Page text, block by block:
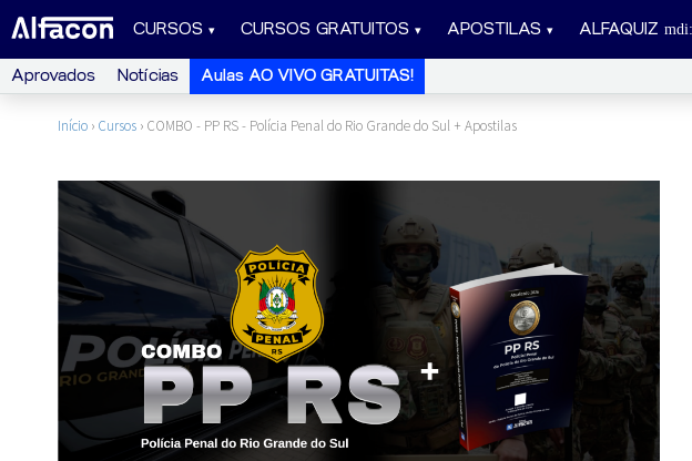
CURSOS CURSOS GRATUITOS APOSTILAS ALFAQUIZ
Aprovados Notícias Aulas AO VIVO GRATUITAS!
Início › Cursos › COMBO - PP RS - Polícia Penal do Rio Grande do Sul + Apostilas